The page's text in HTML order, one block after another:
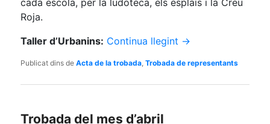
Roja.
Taller d’Urbanins: Continua llegint →
Publicat dins de Acta de la trobada ,Trobada de representants
Trobada del mes d’abril